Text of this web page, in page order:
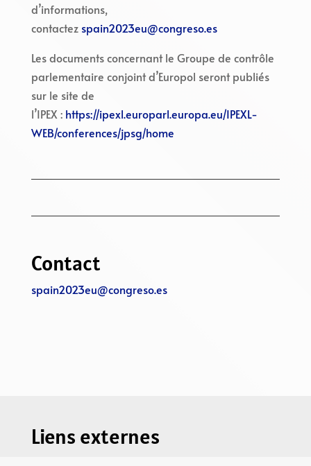
d’informations,
contactez spain2023eu@congreso.es
Les documents concernant le Groupe de contrôle
parlementaire conjoint d’Europol seront publiés
sur le site de
l’IPEX : https://ipexl.europarl.europa.eu/IPEXL-
WEB/conferences/jpsg/home
Contact
spain2023eu@congreso.es
Liens externes